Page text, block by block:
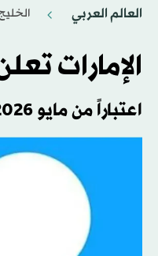
العالم العربي
الإمارات
اعتباراً من مايو 2026